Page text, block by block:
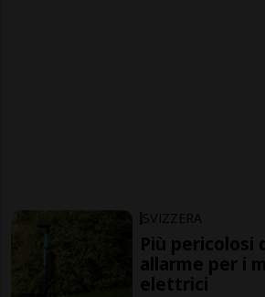
SVIZZERA
Più pericolosi
allarme per i
elettrici